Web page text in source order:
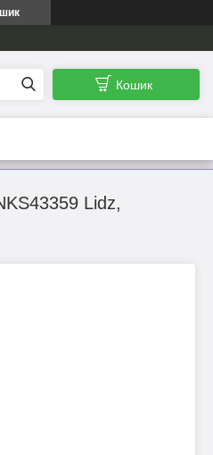
Кошик
Lidz,